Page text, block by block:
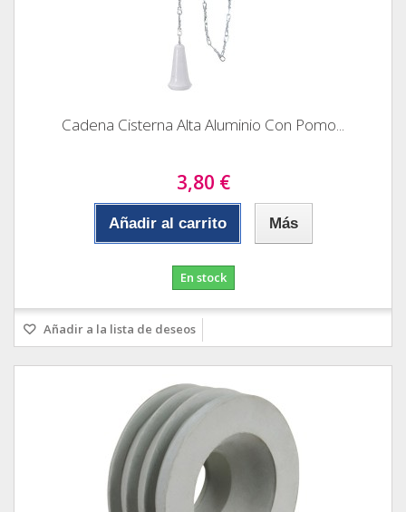
Cadena Cisterna Alta Aluminio Con Pomo...
3,80 €
Añadir al carrito Más
En stock
Añadir a la lista de deseos